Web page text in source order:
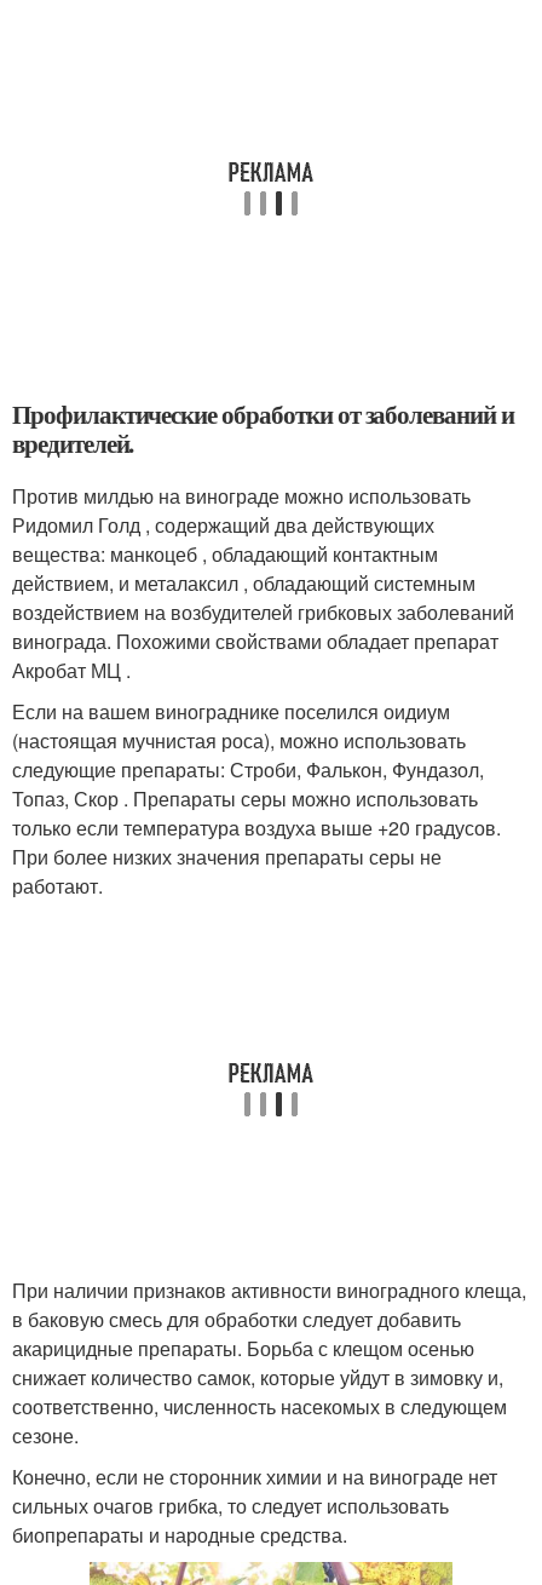
Профилактические обработки от заболеваний и
вредителей.
Против милдью на винограде можно использовать
Ридомил Голд , содержащий два действующих
вещества: манкоцеб , обладающий контактным
действием, и металаксил , обладающий системным
воздействием на возбудителей грибковых заболеваний
винограда. Похожими свойствами обладает препарат
Акробат МЦ .
Если на вашем винограднике поселился оидиум
(настоящая мучнистая роса), можно использовать
следующие препараты: Строби, Фалькон, Фундазол,
Топаз, Скор . Препараты серы можно использовать
только если температура воздуха выше +20 градусов.
При более низких значения препараты серы не
работают.
При наличии признаков активности виноградного клеща,
в баковую смесь для обработки следует добавить
акарицидные препараты. Борьба с клещом осенью
снижает количество самок, которые уйдут в зимовку и,
соответственно, численность насекомых в следующем
сезоне.
Конечно, если не сторонник химии и на винограде нет
сильных очагов грибка, то следует использовать
биопрепараты и народные средства.